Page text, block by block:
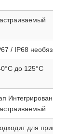
/ IP68
до 125°C
для